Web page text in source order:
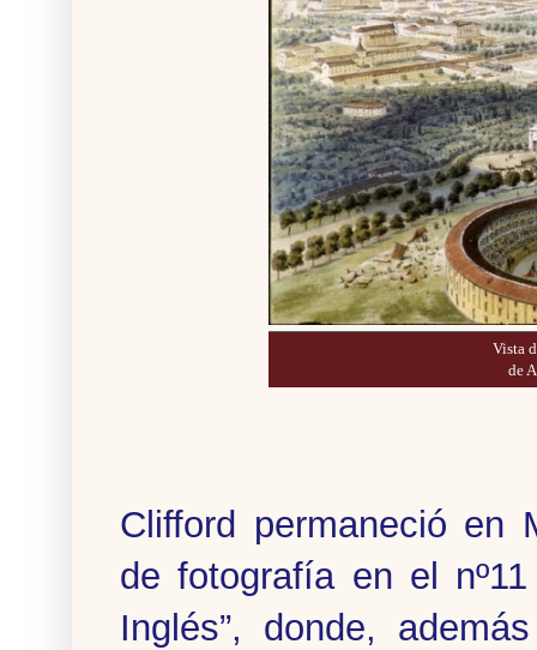
Vista
de
Clifford permaneció en
de fotografía en el
Inglés”, donde,